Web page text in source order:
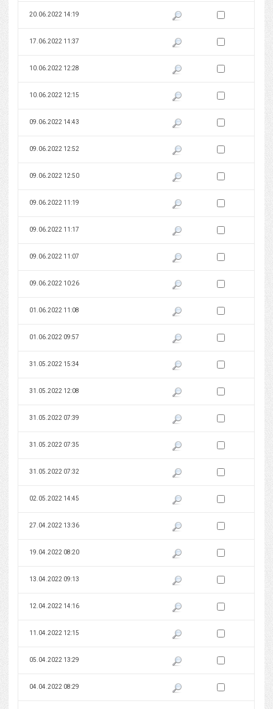
20.06.2022 14:19 Pokaż podgląd wersji z dnia
Zaznacz wersję do
17.06.2022 11:37 Pokaż podgląd wersji z dnia
Zaznacz wersję do
10.06.2022 12:28 Pokaż podgląd wersji z dnia
Zaznacz wersję do
10.06.2022 12:15 Pokaż podgląd wersji z dnia
Zaznacz wersję do
09.06.2022 14:43 Pokaż podgląd wersji z dnia
Zaznacz wersję do
09.06.2022 12:52 Pokaż podgląd wersji z dnia
Zaznacz wersję do
09.06.2022 12:50 Pokaż podgląd wersji z dnia
Zaznacz wersję do
09.06.2022 11:19 Pokaż podgląd wersji z dnia
Zaznacz wersję do
09.06.2022 11:17 Pokaż podgląd wersji z dnia
Zaznacz wersję do
09.06.2022 11:07 Pokaż podgląd wersji z dnia
Zaznacz wersję do
09.06.2022 10:26 Pokaż podgląd wersji z dnia
Zaznacz wersję do
01.06.2022 11:08 Pokaż podgląd wersji z dnia
Zaznacz wersję do
01.06.2022 09:57 Pokaż podgląd wersji z dnia
Zaznacz wersję do
31.05.2022 15:34 Pokaż podgląd wersji z dnia
Zaznacz wersję do
31.05.2022 12:08 Pokaż podgląd wersji z dnia
Zaznacz wersję do
31.05.2022 07:39 Pokaż podgląd wersji z dnia
Zaznacz wersję do
31.05.2022 07:35 Pokaż podgląd wersji z dnia
Zaznacz wersję do
31.05.2022 07:32 Pokaż podgląd wersji z dnia
Zaznacz wersję do
02.05.2022 14:45 Pokaż podgląd wersji z dnia
Zaznacz wersję do
27.04.2022 13:36 Pokaż podgląd wersji z dnia
Zaznacz wersję do
19.04.2022 08:20 Pokaż podgląd wersji z dnia
Zaznacz wersję do
13.04.2022 09:13 Pokaż podgląd wersji z dnia
Zaznacz wersję do
12.04.2022 14:16 Pokaż podgląd wersji z dnia
Zaznacz wersję do
11.04.2022 12:15 Pokaż podgląd wersji z dnia
Zaznacz wersję do
05.04.2022 13:29 Pokaż podgląd wersji z dnia
Zaznacz wersję do
04.04.2022 08:29 Pokaż podgląd wersji z dnia
Zaznacz wersję do